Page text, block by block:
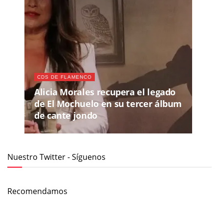
CDS DE FLAMENCO
Alicia Morales recupera el legado
de El Mochuelo en su tercer álbum
de cante jondo
Nuestro Twitter - Síguenos
Recomendamos